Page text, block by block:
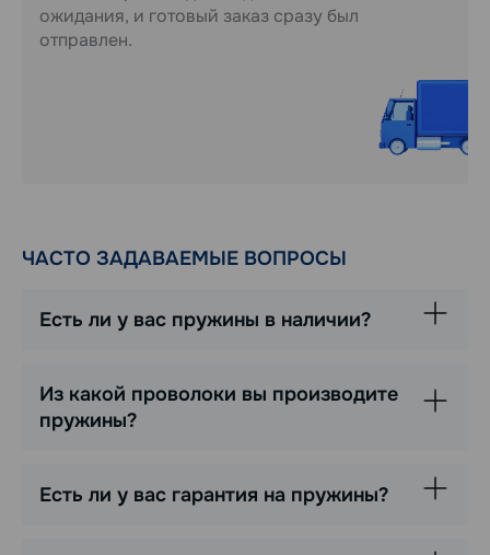
ожидания, и готовый заказ сразу был
отправлен.
ЧАСТО ЗАДАВАЕМЫЕ ВОПРОСЫ
Есть ли у вас пружины в наличии?
Из какой проволоки вы производите
пружины?
Есть ли у вас гарантия на пружины?